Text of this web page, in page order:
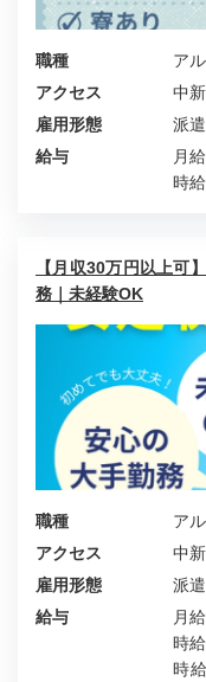
職種
ア
アクセス
中
雇用形態
派
給与
月
時
【月収30万円以上可
務｜未経験OK
職種
ア
アクセス
中
雇用形態
派
給与
月
時
時